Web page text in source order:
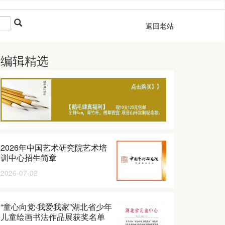
返回老站
编辑精选
2026年中国艺术研究院艺术培
训中心招生简章
2026-07-02
“童心向党·我爱我家”湖北省少年
儿童绘画书法作品展获奖名单